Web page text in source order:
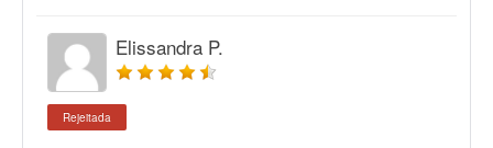
Elissandra P.
Rejeitada